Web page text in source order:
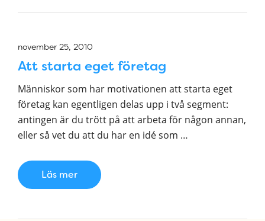
november 25, 2010
Att starta eget företag
Människor som har motivationen att starta eget
företag kan egentligen delas upp i två segment:
antingen är du trött på att arbeta för någon annan,
eller så vet du att du har en idé som …
Läs mer